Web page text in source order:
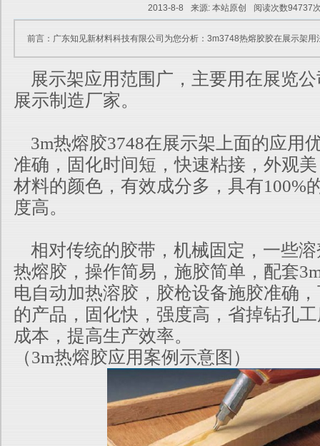
2013-8-8 来源: 本站原创 阅读次数94737
前言：广东知见新材料科技有限公司为您分析：3m3748热熔胶胶在展示架用
展示架应用范围广，主要用在展览
展示制造厂家。
3m热熔胶3748在展示架上面的应用
准确，固化时间短，快速粘接，外观美
材料的颜色，有效成分多，具有100%
度高。
相对传统的胶带，机械固定，一些溶
热熔胶，操作简易，施胶简单，配套
电自动加热溶胶，胶枪设备施胶准确
的产品，固化快，强度高 ，省掉钻孔
成本，提高生产效率。
（3m热熔胶应用案例示意图）